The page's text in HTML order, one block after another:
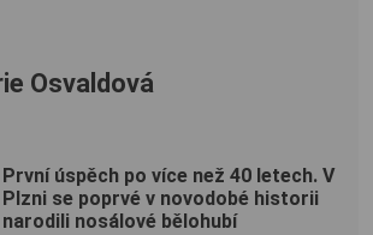
Osvaldová
První úspěch po více než 40 letech. V
Plzni se poprvé v novodobé historii
narodili nosálové bělohubí